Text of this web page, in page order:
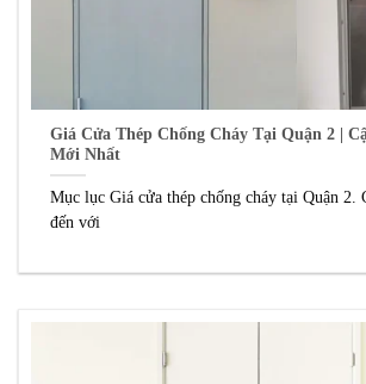
Giá Cửa Thép Chống Cháy Tại Quận 2 |
Mới Nhất
Mục lục Giá cửa thép chống cháy tại Quận 2.
đến với